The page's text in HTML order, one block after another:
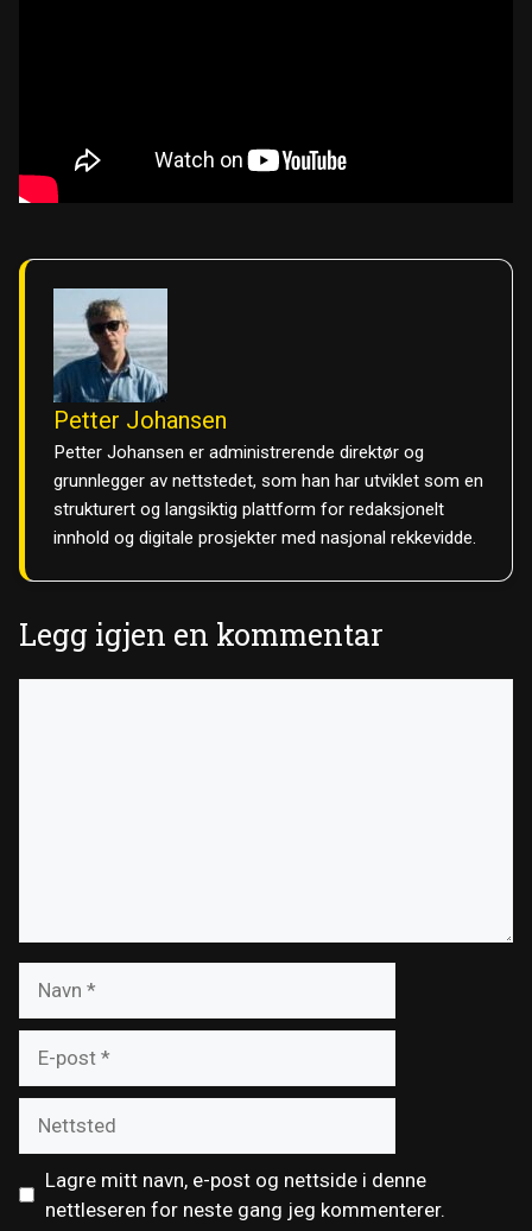
Petter Johansen
Petter Johansen er administrerende direktør og
grunnlegger av nettstedet, som han har utviklet som en
strukturert og langsiktig plattform for redaksjonelt
innhold og digitale prosjekter med nasjonal rekkevidde.
Legg igjen en kommentar
post
Lagre mitt navn, e-post og nettside i denne
nettleseren for neste gang jeg kommenterer.